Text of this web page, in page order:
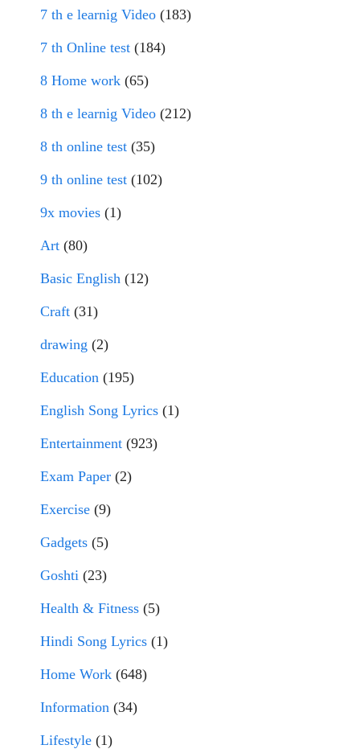
7 th e learnig Video (183)
7 th Online test (184)
8 Home work (65)
8 th e learnig Video (212)
8 th online test (35)
9 th online test (102)
9x movies (1)
Art (80)
Basic English (12)
Craft (31)
drawing (2)
Education (195)
English Song Lyrics (1)
Entertainment (923)
Exam Paper (2)
Exercise (9)
Gadgets (5)
Goshti (23)
Health & Fitness (5)
Hindi Song Lyrics (1)
Home Work (648)
Information (34)
Lifestyle (1)